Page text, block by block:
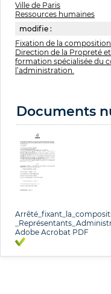
Ville de Paris
Ressources humaines
modifie :
Fixation de la
Direction de la Propreté et
formation spécialisée du
l’administration.
Documents
Adobe Acrobat PDF